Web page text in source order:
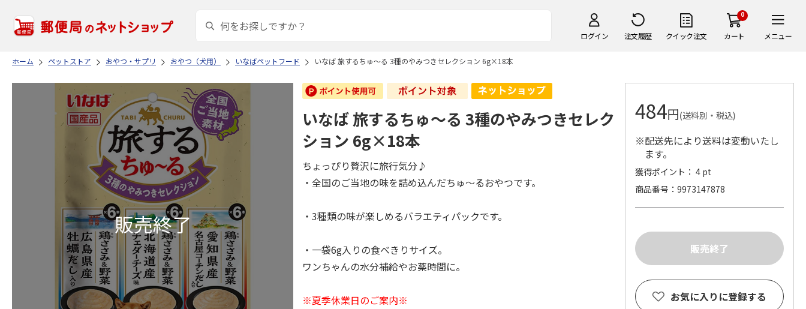
ログイン 注文履歴 クイック注文
0
カート メニュー
ホーム ペットストア おやつ・サプリ おやつ（犬用） いなばペットフード いなば 旅するちゅ～る 3種のやみつきセレクション 6g×18本
いなば 旅するちゅ～る 3種のやみつきセレク
ション 6g×18本
ちょっぴり贅沢に旅行気分♪
・全国のご当地の味を詰め込んだちゅ～るおやつです。
・3種類の味が楽しめるバラエティパックです。
・一袋6g入りの食べきりサイズ。
ワンちゃんの水分補給やお薬時間に。
※夏季休業日のご案内※
484円(送料別・税込)
※配送先により送料は変動いたし
ます。
獲得ポイント： 4 pt
商品番号
9973147878
お気に入りに登録する